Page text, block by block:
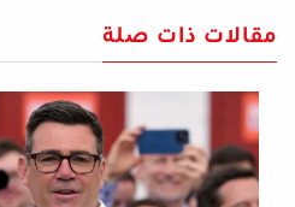
مقالات ذات صلة